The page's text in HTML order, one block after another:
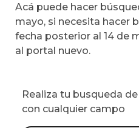
Acá puede hacer
mayo, si necesita hacer
fecha posterior al 14 de
al portal nuevo.
Realiza tu busqueda
con cualquier campo